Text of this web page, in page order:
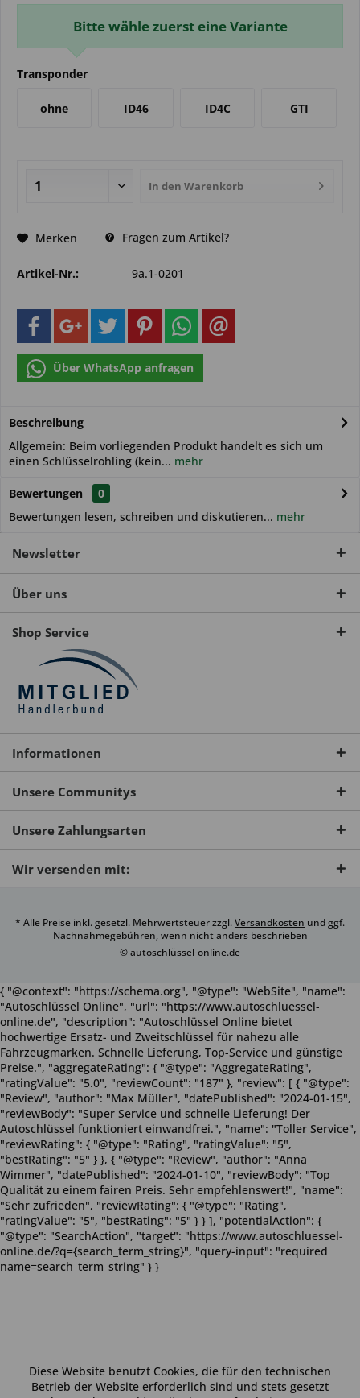
Bitte wähle zuerst eine Variante
Transponder
ohne ID46 ID4C GTI
In den Warenkorb
Merken Fragen zum Artikel?
Artikel-Nr.: 9a.1-0201
Über WhatsApp anfragen
Beschreibung
Allgemein: Beim vorliegenden Produkt handelt es sich um
einen Schlüsselrohling (kein... mehr
Bewertungen
0
Bewertungen lesen, schreiben und diskutieren... mehr
Newsletter
Über uns
Shop Service
Informationen
Unsere Communitys
Unsere Zahlungsarten
Wir versenden mit:
* Alle Preise inkl. gesetzl. Mehrwertsteuer zzgl.Versandkosten und ggf.
Nachnahmegebühren, wenn nicht anders beschrieben
© autoschlüssel-online.de
Diese Website benutzt Cookies, die für den technischen
Betrieb der Website erforderlich sind und stets gesetzt
{ "@context": "https://schema.org", "@type": "WebSite", "name":
"Autoschlüssel Online", "url": "https://www.autoschluessel-
online.de", "description": "Autoschlüssel Online bietet
hochwertige Ersatz- und Zweitschlüssel für nahezu alle
Fahrzeugmarken. Schnelle Lieferung, Top-Service und günstige
Preise.", "aggregateRating": { "@type": "AggregateRating",
"ratingValue": "5.0", "reviewCount": "187" }, "review": [ { "@type":
"Review", "author": "Max Müller", "datePublished": "2024-01-15",
"reviewBody": "Super Service und schnelle Lieferung! Der
Autoschlüssel funktioniert einwandfrei.", "name": "Toller Service",
"reviewRating": { "@type": "Rating", "ratingValue": "5",
"bestRating": "5" } }, { "@type": "Review", "author": "Anna
Wimmer", "datePublished": "2024-01-10", "reviewBody": "Top
Qualität zu einem fairen Preis. Sehr empfehlenswert!", "name":
"Sehr zufrieden", "reviewRating": { "@type": "Rating",
"ratingValue": "5", "bestRating": "5" } } ], "potentialAction": {
"@type": "SearchAction", "target": "https://www.autoschluessel-
online.de/?q={search_term_string}", "query-input": "required
name=search_term_string" } }